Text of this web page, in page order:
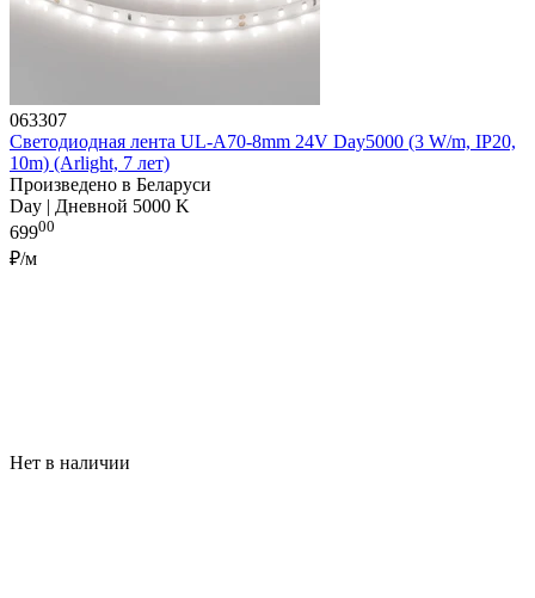
063307
Светодиодная лента UL-A70-8mm 24V Day5000 (3 W/m, IP20,
10m) (Arlight, 7 лет)
Произведено в Беларуси
Day | Дневной 5000 K
69900
₽/м
Нет в наличии